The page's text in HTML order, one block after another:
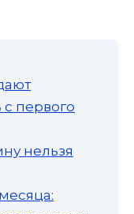
первого
нельзя